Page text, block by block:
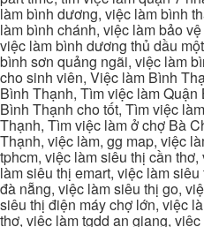
làm bình dương, việc làm bình
làm bình chánh, việc làm bảo vệ
việc làm bình dương thủ dầu
bình sơn quảng ngãi, việc làm
cho sinh viên, Việc làm Bình
Bình Thạnh, Tìm việc làm
Bình Thạnh cho tốt, Tìm việc
Thạnh, Tìm việc làm ở chợ Bà
Thạnh, việc làm, gg map, việc
tphcm, việc làm siêu thị cần
làm siêu thị emart, việc làm
đà nẵng, việc làm siêu thị go,
siêu thị điện máy chợ lớn, việc
thơ, việc làm tgdd an giang,